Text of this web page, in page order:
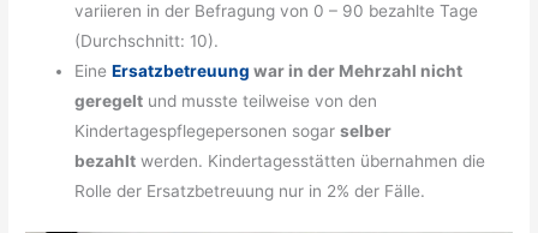
variieren in der Befragung von 0 – 90 bezahlte Tage
(Durchschnitt: 10).
EineErsatzbetreuung war in der Mehrzahl nicht
geregelt und musste teilweise von den
Kindertagespflegepersonen sogarselber
bezahlt werden. Kindertagesstätten übernahmen die
Rolle der Ersatzbetreuung nur in 2% der Fälle.